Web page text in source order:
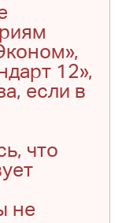
12»,
если в
что
не